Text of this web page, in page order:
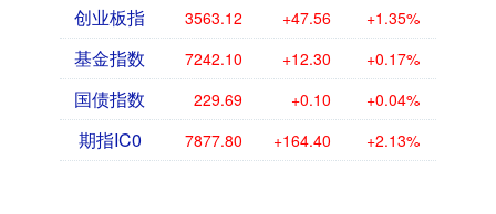
创业板指 3563.12 +47.56 +1.35%
基金指数 7242.10 +12.30 +0.17%
国债指数 229.69 +0.10 +0.04%
期指IC0 7877.80 +164.40 +2.13%